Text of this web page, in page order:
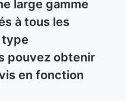
large gamme
à tous les
type
pouvez obtenir
en fonction